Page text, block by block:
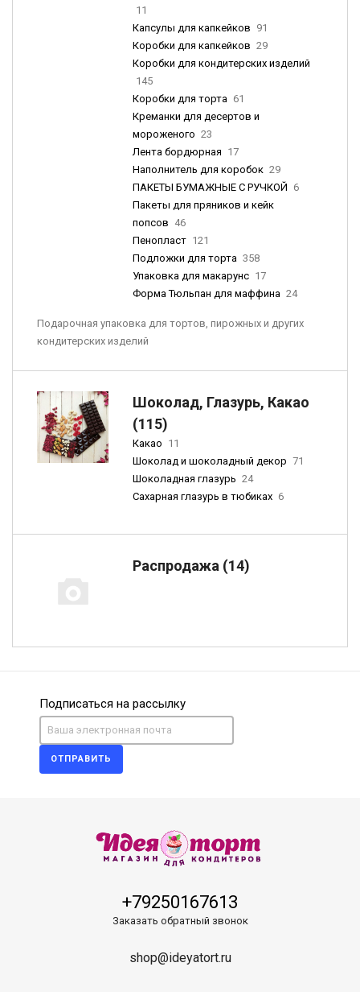
11
Капсулы для капкейков 91
Коробки для капкейков 29
Коробки для кондитерских изделий
145
Коробки для торта 61
Креманки для десертов и
мороженого 23
Лента бордюрная 17
Наполнитель для коробок 29
ПАКЕТЫ БУМАЖНЫЕ С РУЧКОЙ 6
Пакеты для пряников и кейк
попсов 46
Пенопласт 121
Подложки для торта 358
Упаковка для макарунс 17
Форма Тюльпан для маффина 24
Подарочная упаковка для тортов, пирожных и других
кондитерских изделий
Шоколад, Глазурь, Какао
(115)
Какао 11
Шоколад и шоколадный декор 71
Шоколадная глазурь 24
Сахарная глазурь в тюбиках 6
Распродажа (14)
Подписаться на рассылку
ОТПРАВИТЬ
+79250167613
Заказать обратный звонок
shop@ideyatort.ru